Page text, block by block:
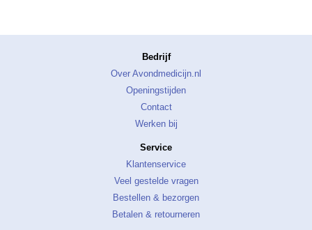
Bedrijf
Over Avondmedicijn.nl
Openingstijden
Contact
Werken bij
Service
Klantenservice
Veel gestelde vragen
Bestellen & bezorgen
Betalen & retourneren